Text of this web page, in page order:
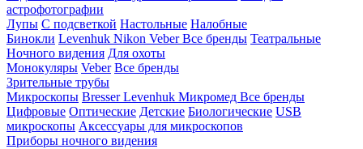
астрофотографии
Лупы С подсветкой Настольные Налобные
Бинокли Levenhuk Nikon VeberВсе бренды Театральные
Ночного видения Для охоты
Монокуляры Veber Все бренды
Зрительные трубы
Микроскопы BresserLevenhuk Микромед Все бренды
Цифровые Оптические Детские Биологические USB
микроскопы Аксессуары для микроскопов
Приборы ночного видения